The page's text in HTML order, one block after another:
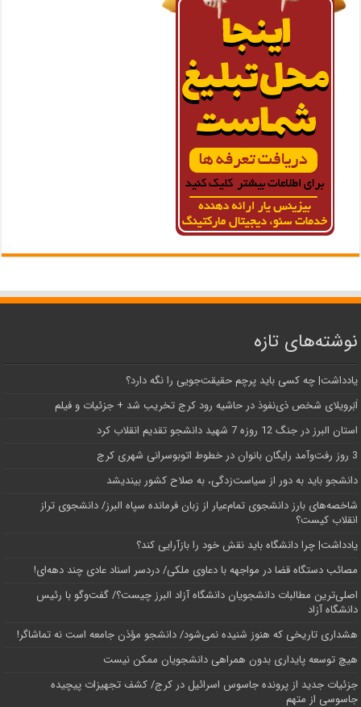
نوشته‌های تازه
یادداشت| ‌چه کسی باید پرچم حقیقت‌جویی را نگه دارد؟
اَبَر‌ویلای شخص ذی‌نفوذ در حاشیه‌ رود کرج تخریب شد + جزئیات و فیلم
استان البرز در جنگ 12 روزه 7 شهید دانشجو تقدیم انقلاب کرد
3 روز رفت‌وآمد رایگان بانوان در خطوط اتوبوسرانی شهری کرج
دانشجو باید به دور از سیاست‌زدگی، به صلاح کشور بیندیشد
شاخصه‌های بارز دانشجوی تمام‌عیار از زبان فرمانده سپاه البرز/ دانشجوی تراز
انقلاب کیست؟
یادداشت| چرا دانشگاه باید نقش خود را بازآرایی کند؟
مصائب دستگاه قضا در مواجهه با دعاوی ملکی/ دردسر اسناد عادی چند‌ دهه‌ای!
اصلی‌ترین مطالبات دانشجویان دانشگاه آزاد البرز چیست؟/ گفت‌وگو با رئیس
دانشگاه آز‌اد
هشداری تاریخی که هنوز شنیده نمی‌شود/ دانشجو مؤذن جامعه است نه تماشاگر!
هیچ توسعه پایداری بدون همراهی دانشجویان ممکن نیست
جزئیات جدید از پرونده جاسوس اسرائیل در کرج/‌ کشف تجهیزات پیچیده
جاسوسی از متهم